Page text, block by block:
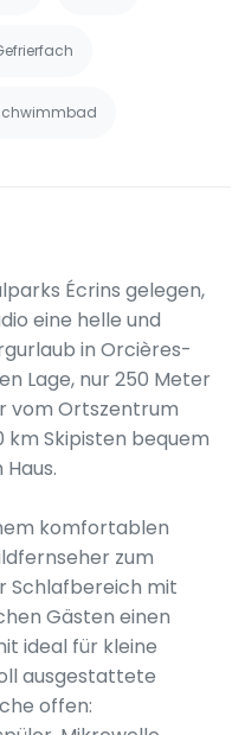
Écrins gelegen,
eine helle und
in Orcières-
Lage, nur 250 Meter
vom Ortszentrum
km Skipisten bequem
komfortablen
zum
Schlafbereich mit
Gästen einen
ideal für kleine
ausgestattete
offen: